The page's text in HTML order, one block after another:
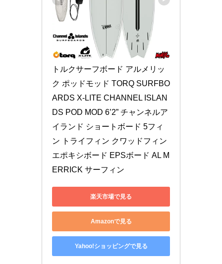
トルクサーフボード アルメリッ
ク ポッドモッド TORQ SURFBO
ARDS X-LITE CHANNEL ISLAN
DS POD MOD 6’2” チャンネルア
イランド ショートボード 5フィ
ン トライフィン クワッドフィン
エポキシボード EPSボード AL M
ERRICK サーフィン
楽天市場で見る
Amazonで見る
Yahoo!ショッピングで見る